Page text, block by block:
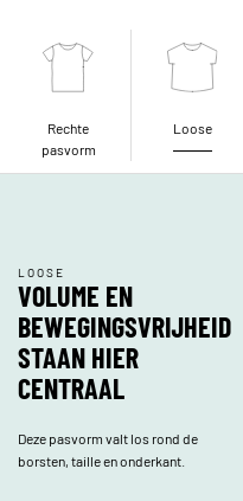
Rechte
pasvorm
Loose
LOOSE
VOLUME EN
BEWEGINGSVRIJHEID
STAAN HIER
CENTRAAL
Deze pasvorm valt los rond de
borsten, taille en onderkant.